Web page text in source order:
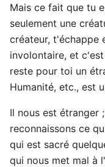
Mais ce fait que tu
seulement une
créateur, t'échappe
involontaire, et
reste pour toi un
Humanité, etc., est
Il nous est étranger
reconnaissons ce
qui est sacré
qui nous met mal à